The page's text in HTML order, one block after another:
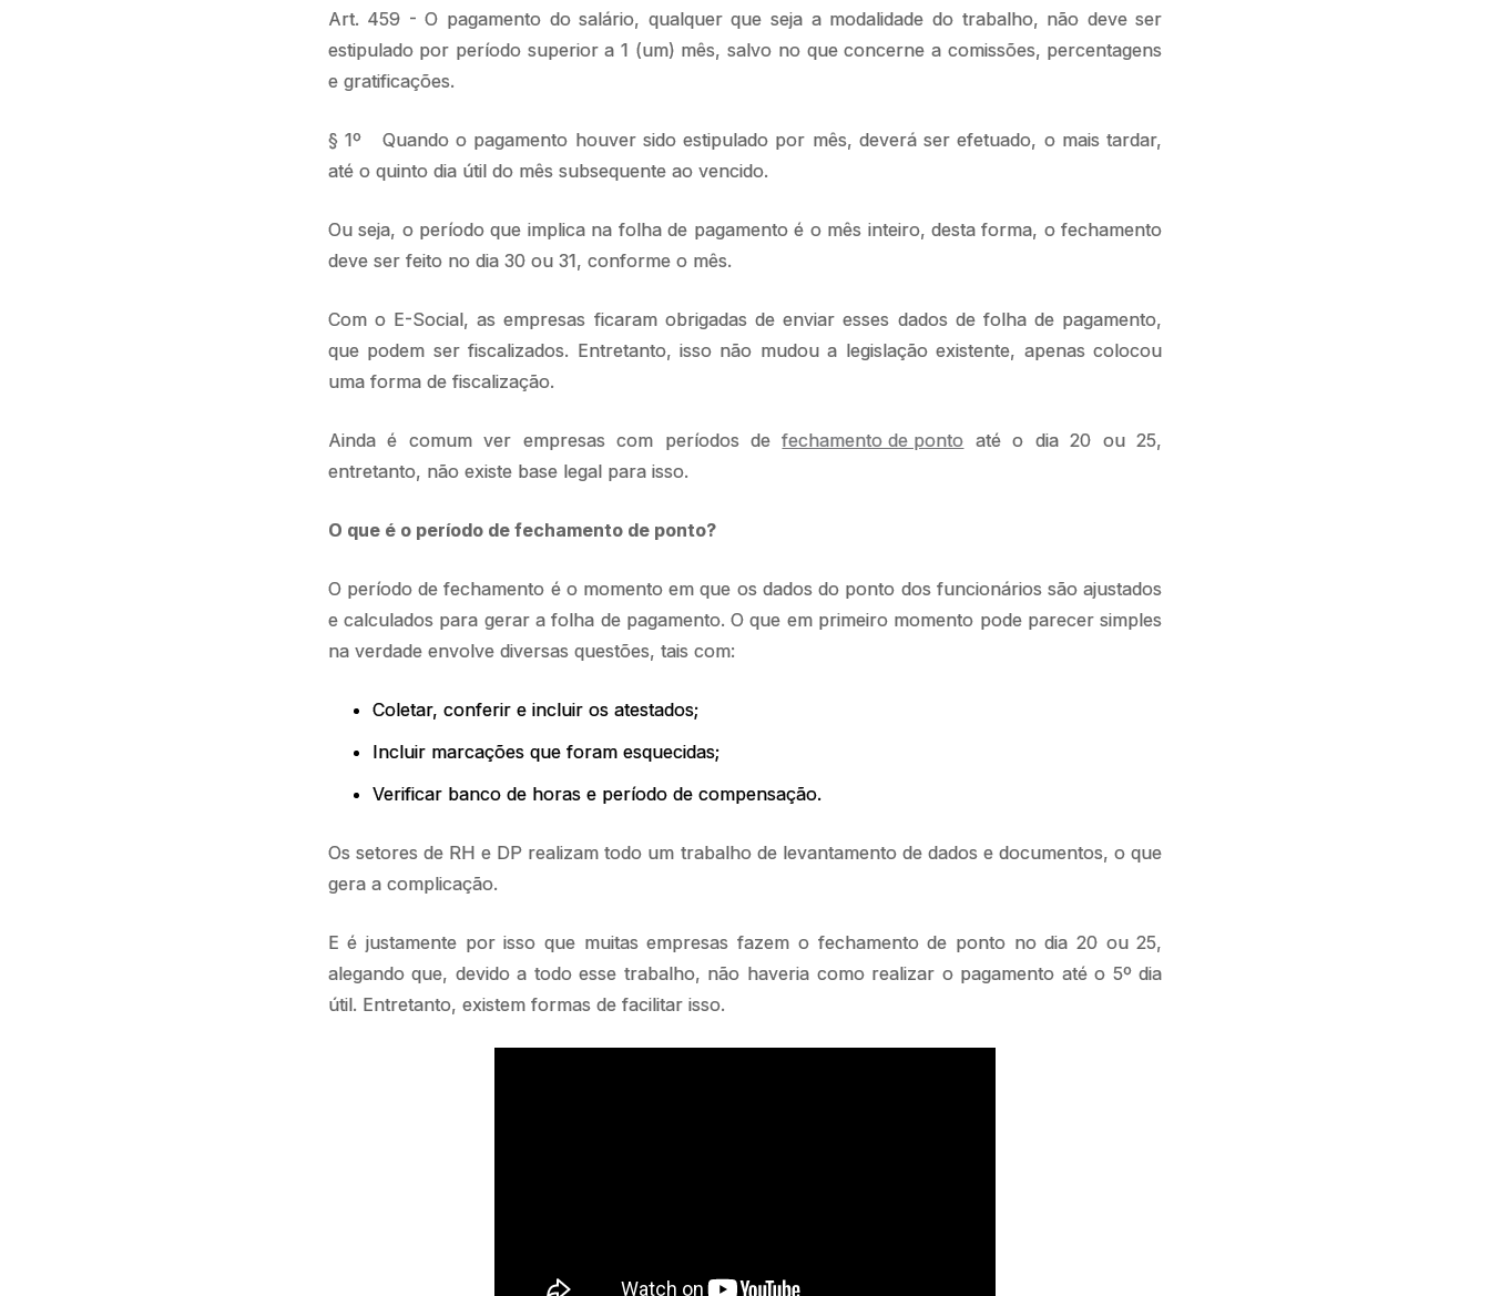
Art. 459 - O pagamento do salário, qualquer que seja a modalidade do trabalho, não deve ser
estipulado por período superior a 1 (um) mês, salvo no que concerne a comissões, percentagens
e gratificações.
§ 1º Quando o pagamento houver sido estipulado por mês, deverá ser efetuado, o mais tardar,
até o quinto dia útil do mês subsequente ao vencido.
Ou seja, o período que implica na folha de pagamento é o mês inteiro, desta forma, o fechamento
deve ser feito no dia 30 ou 31, conforme o mês.
Com o E-Social, as empresas ficaram obrigadas de enviar esses dados de folha de pagamento,
que podem ser fiscalizados. Entretanto, isso não mudou a legislação existente, apenas colocou
uma forma de fiscalização.
Ainda é comum ver empresas com períodos defechamento de ponto até o dia 20 ou 25,
entretanto, não existe base legal para isso.
O que é o período de fechamento de ponto?
O período de fechamento é o momento em que os dados do ponto dos funcionários são ajustados
e calculados para gerar a folha de pagamento. O que em primeiro momento pode parecer simples
na verdade envolve diversas questões, tais com:
Coletar, conferir e incluir os atestados;
Incluir marcações que foram esquecidas;
Verificar banco de horas e período de compensação.
Os setores de RH e DP realizam todo um trabalho de levantamento de dados e documentos, o que
gera a complicação.
E é justamente por isso que muitas empresas fazem o fechamento de ponto no dia 20 ou 25,
alegando que, devido a todo esse trabalho, não haveria como realizar o pagamento até o 5º dia
útil. Entretanto, existem formas de facilitar isso.